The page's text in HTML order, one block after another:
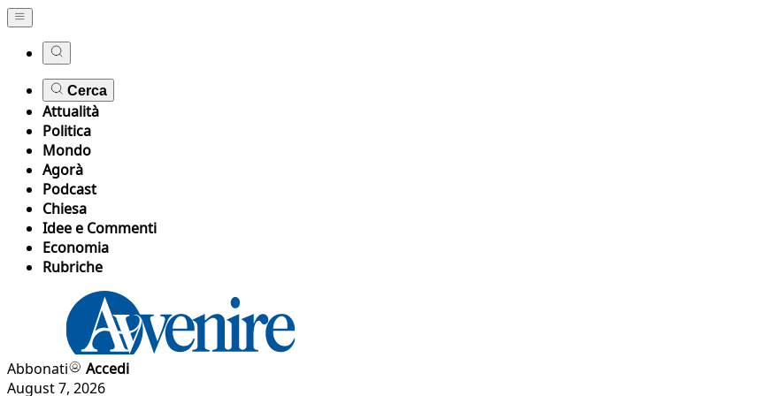
Cerca
Attualità
Politica
Mondo
Agorà
Podcast
Chiesa
Idee e Commenti
Economia
Rubriche
Abbonati
Accedi
August 7, 2026